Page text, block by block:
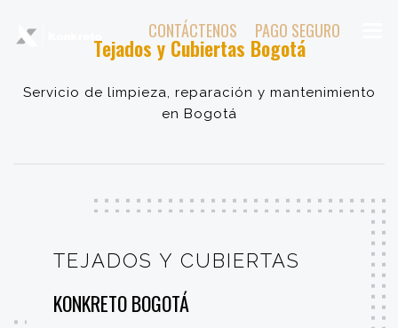
PAGO SEGURO
CONTÁCTENOS
Tejados y Cubiertas Bogotá
Servicio de limpieza, reparación y mantenimiento
en Bogotá
TEJADOS Y CUBIERTAS
KONKRETO BOGOTÁ